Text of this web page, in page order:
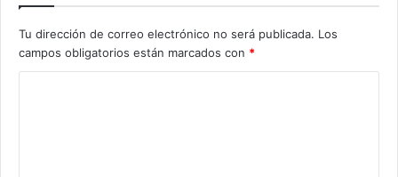
Tu dirección de correo electrónico no será publicada. Los
campos obligatorios están marcados con *